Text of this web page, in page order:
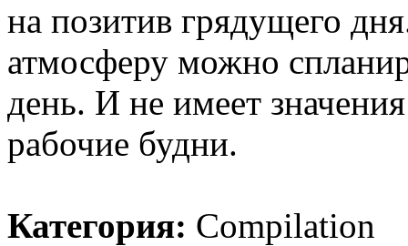
на позитив грядущего
атмосферу можно
день. И не имеет
рабочие будни.
Категория: Compilation